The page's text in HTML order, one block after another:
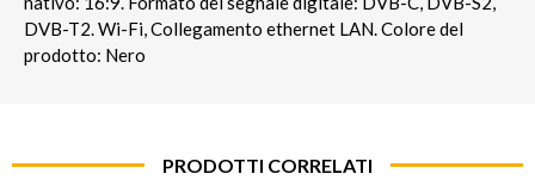
DVB-T2. Wi-Fi, Collegamento ethernet LAN. Colore del
prodotto: Nero
PRODOTTI CORRELATI